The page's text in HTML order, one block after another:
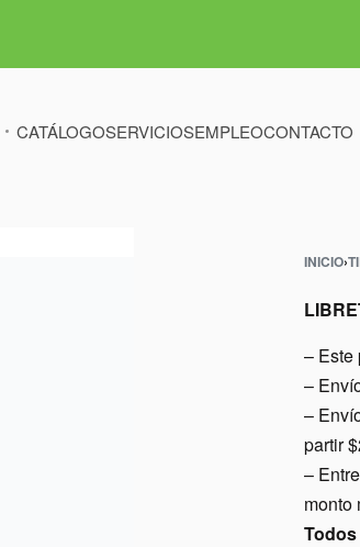
CATÁLOGOSERVICIOSEMPLEOCONTACTO
INICIO›
– Este
–
–
partir
–
monto